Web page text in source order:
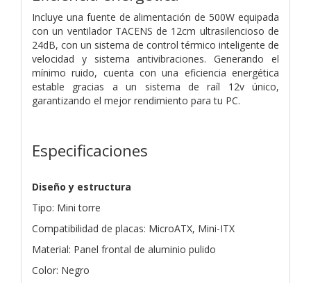
Incluye una fuente de alimentación de 500W equipada
con un ventilador TACENS de 12cm ultrasilencioso de
24dB, con un sistema de control térmico inteligente de
velocidad y sistema antivibraciones. Generando el
mínimo ruido, cuenta con una eficiencia energética
estable gracias a un sistema de raíl 12v único,
garantizando el mejor rendimiento para tu PC.
Especificaciones
Diseño y estructura
Tipo: Mini torre
Compatibilidad de placas: MicroATX, Mini-ITX
Material: Panel frontal de aluminio pulido
Color: Negro